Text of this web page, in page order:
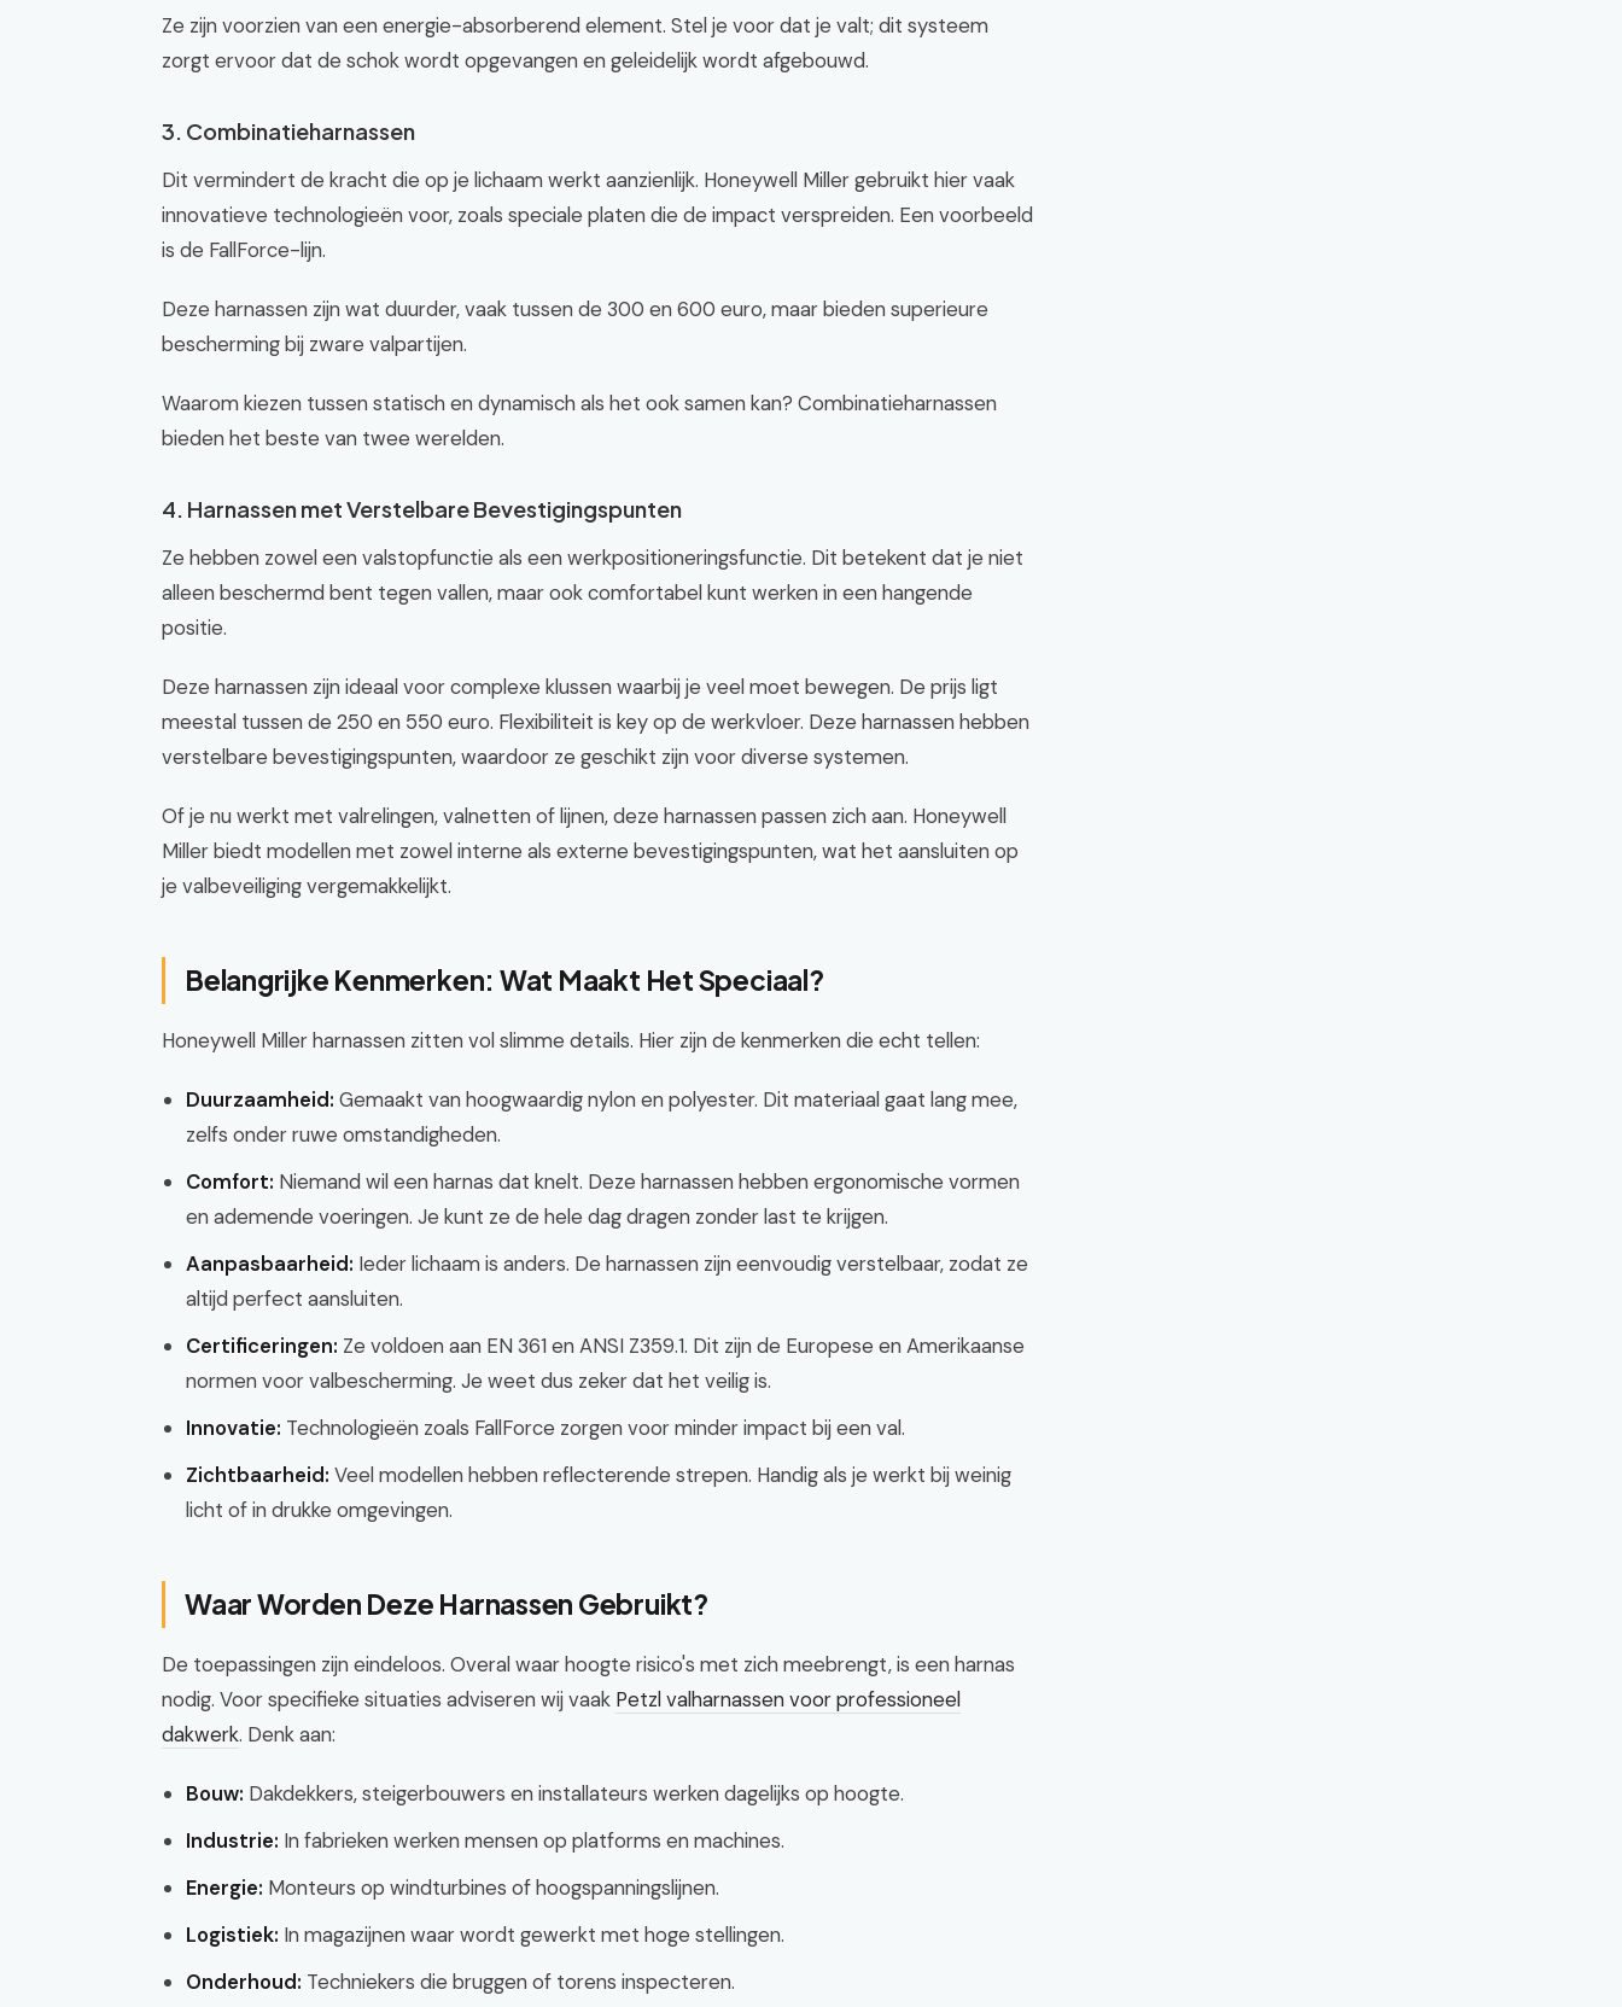
Ze zijn voorzien van een energie-absorberend element. Stel je voor dat je valt; dit systeem
zorgt ervoor dat de schok wordt opgevangen en geleidelijk wordt afgebouwd.
3. Combinatieharnassen
Dit vermindert de kracht die op je lichaam werkt aanzienlijk. Honeywell Miller gebruikt hier vaak
innovatieve technologieën voor, zoals speciale platen die de impact verspreiden. Een voorbeeld
is de FallForce-lijn.
Deze harnassen zijn wat duurder, vaak tussen de 300 en 600 euro, maar bieden superieure
bescherming bij zware valpartijen.
Waarom kiezen tussen statisch en dynamisch als het ook samen kan? Combinatieharnassen
bieden het beste van twee werelden.
4. Harnassen met Verstelbare Bevestigingspunten
Ze hebben zowel een valstopfunctie als een werkpositioneringsfunctie. Dit betekent dat je niet
alleen beschermd bent tegen vallen, maar ook comfortabel kunt werken in een hangende
positie.
Deze harnassen zijn ideaal voor complexe klussen waarbij je veel moet bewegen. De prijs ligt
meestal tussen de 250 en 550 euro. Flexibiliteit is key op de werkvloer. Deze harnassen hebben
verstelbare bevestigingspunten, waardoor ze geschikt zijn voor diverse systemen.
Of je nu werkt met valrelingen, valnetten of lijnen, deze harnassen passen zich aan. Honeywell
Miller biedt modellen met zowel interne als externe bevestigingspunten, wat het aansluiten op
je valbeveiliging vergemakkelijkt.
Belangrijke Kenmerken: Wat Maakt Het Speciaal?
Honeywell Miller harnassen zitten vol slimme details. Hier zijn de kenmerken die echt tellen:
Duurzaamheid: Gemaakt van hoogwaardig nylon en polyester. Dit materiaal gaat lang mee,
zelfs onder ruwe omstandigheden.
Comfort: Niemand wil een harnas dat knelt. Deze harnassen hebben ergonomische vormen
en ademende voeringen. Je kunt ze de hele dag dragen zonder last te krijgen.
Aanpasbaarheid: Ieder lichaam is anders. De harnassen zijn eenvoudig verstelbaar, zodat ze
altijd perfect aansluiten.
Certificeringen: Ze voldoen aan EN 361 en ANSI Z359.1. Dit zijn de Europese en Amerikaanse
normen voor valbescherming. Je weet dus zeker dat het veilig is.
Innovatie: Technologieën zoals FallForce zorgen voor minder impact bij een val.
Zichtbaarheid: Veel modellen hebben reflecterende strepen. Handig als je werkt bij weinig
licht of in drukke omgevingen.
Waar Worden Deze Harnassen Gebruikt?
De toepassingen zijn eindeloos. Overal waar hoogte risico's met zich meebrengt, is een harnas
nodig. Voor specifieke situaties adviseren wij vaak Petzl valharnassen voor professioneel
dakwerk. Denk aan:
Bouw: Dakdekkers, steigerbouwers en installateurs werken dagelijks op hoogte.
Industrie: In fabrieken werken mensen op platforms en machines.
Energie: Monteurs op windturbines of hoogspanningslijnen.
Logistiek: In magazijnen waar wordt gewerkt met hoge stellingen.
Onderhoud: Techniekers die bruggen of torens inspecteren.